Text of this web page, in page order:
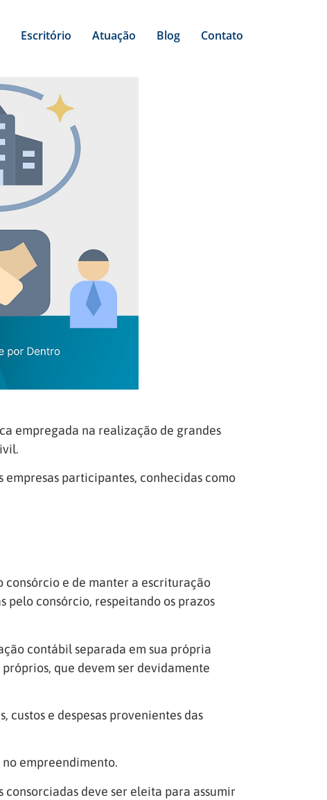
Escritório Atuação Blog Contato
empregada na realização de grandes
participantes, conhecidas como
consórcio e de manter a escrituração
pelo consórcio, respeitando os prazos
contábil separada em sua própria
que devem ser devidamente
e despesas provenientes das
empreendimento.
consorciadas deve ser eleita para assumir